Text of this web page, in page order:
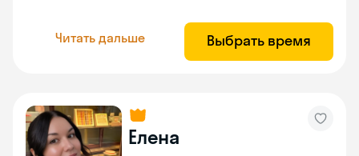
Читать дальше Выбрать время
Елена